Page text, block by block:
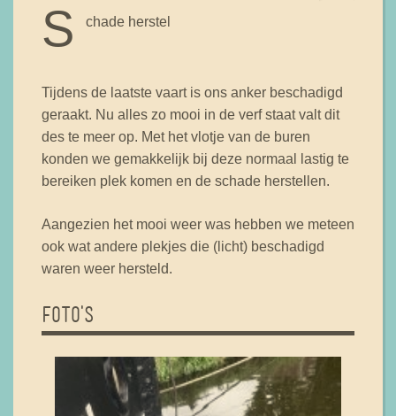
S chade herstel
Tijdens de laatste vaart is ons anker beschadigd
geraakt. Nu alles zo mooi in de verf staat valt dit
des te meer op. Met het vlotje van de buren
konden we gemakkelijk bij deze normaal lastig te
bereiken plek komen en de schade herstellen.
Aangezien het mooi weer was hebben we meteen
ook wat andere plekjes die (licht) beschadigd
waren weer hersteld.
FOTO'S